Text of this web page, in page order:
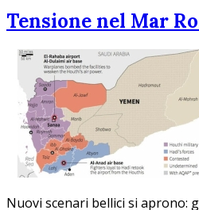
Tensione nel Mar
Nuovi scenari bellici si aprono: